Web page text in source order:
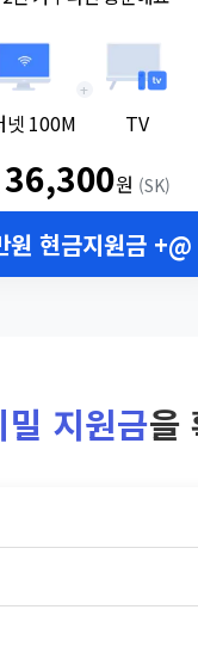
넷 100M
+
TV
36,300원 (SK)
원 현금지원금 +@
밀 지원금을